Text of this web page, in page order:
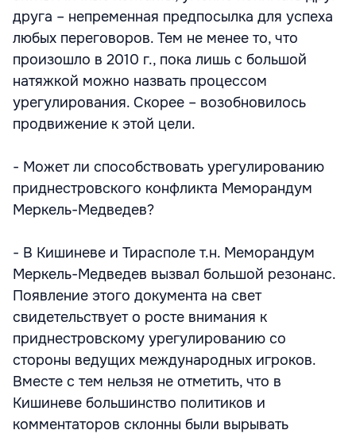
друга – непременная предпосылка для успеха
любых переговоров. Тем не менее то, что
произошло в 2010 г., пока лишь с большой
натяжкой можно назвать процессом
урегулирования. Скорее – возобновилось
продвижение к этой цели.
- Может ли способствовать урегулированию
приднестровского конфликта Меморандум
Меркель-Медведев?
- В Кишиневе и Тирасполе т.н. Меморандум
Меркель-Медведев вызвал большой резонанс.
Появление этого документа на свет
свидетельствует о росте внимания к
приднестровскому урегулированию со
стороны ведущих международных игроков.
Вместе с тем нельзя не отметить, что в
Кишиневе большинство политиков и
комментаторов склонны были вырывать